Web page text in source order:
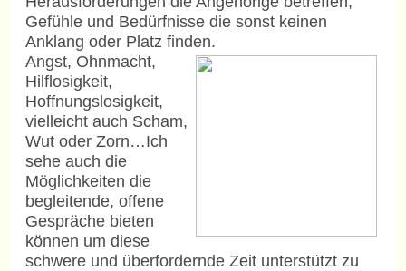
Gefühle und Bedürfnisse die sonst keinen
Anklang oder Platz finden.
Angst, Ohnmacht,
Hilflosigkeit,
Hoffnungslosigkeit,
vielleicht auch Scham,
Wut oder Zorn…Ich
sehe auch die
Möglichkeiten die
begleitende, offene
Gespräche bieten
können um diese
schwere und überfordernde Zeit unterstützt zu